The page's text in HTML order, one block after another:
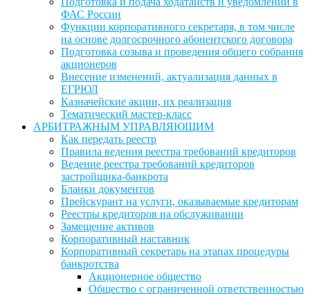
ФАС России
Функции корпоративного секретаря, в том числе
на основе долгосрочного абонентского договора
Подготовка созыва и проведения общего собрания
акционеров
Внесение изменений, актуализация данных в
ЕГРЮЛ
Казначейские акции, их реализация
Тематический мастер-класс
АРБИТРАЖНЫМ УПРАВЛЯЮЩИМ
Как передать реестр
Правила ведения реестра требований кредиторов
Ведение реестра требований кредиторов
застройщика-банкрота
Бланки документов
Прейскурант на услуги, оказываемые кредиторам
Реестры кредиторов на обслуживании
Замещение активов
Корпоративный наставник
Корпоративный секретарь на этапах процедуры
банкротства
Акционерное общество
Общество с ограниченной ответственностью